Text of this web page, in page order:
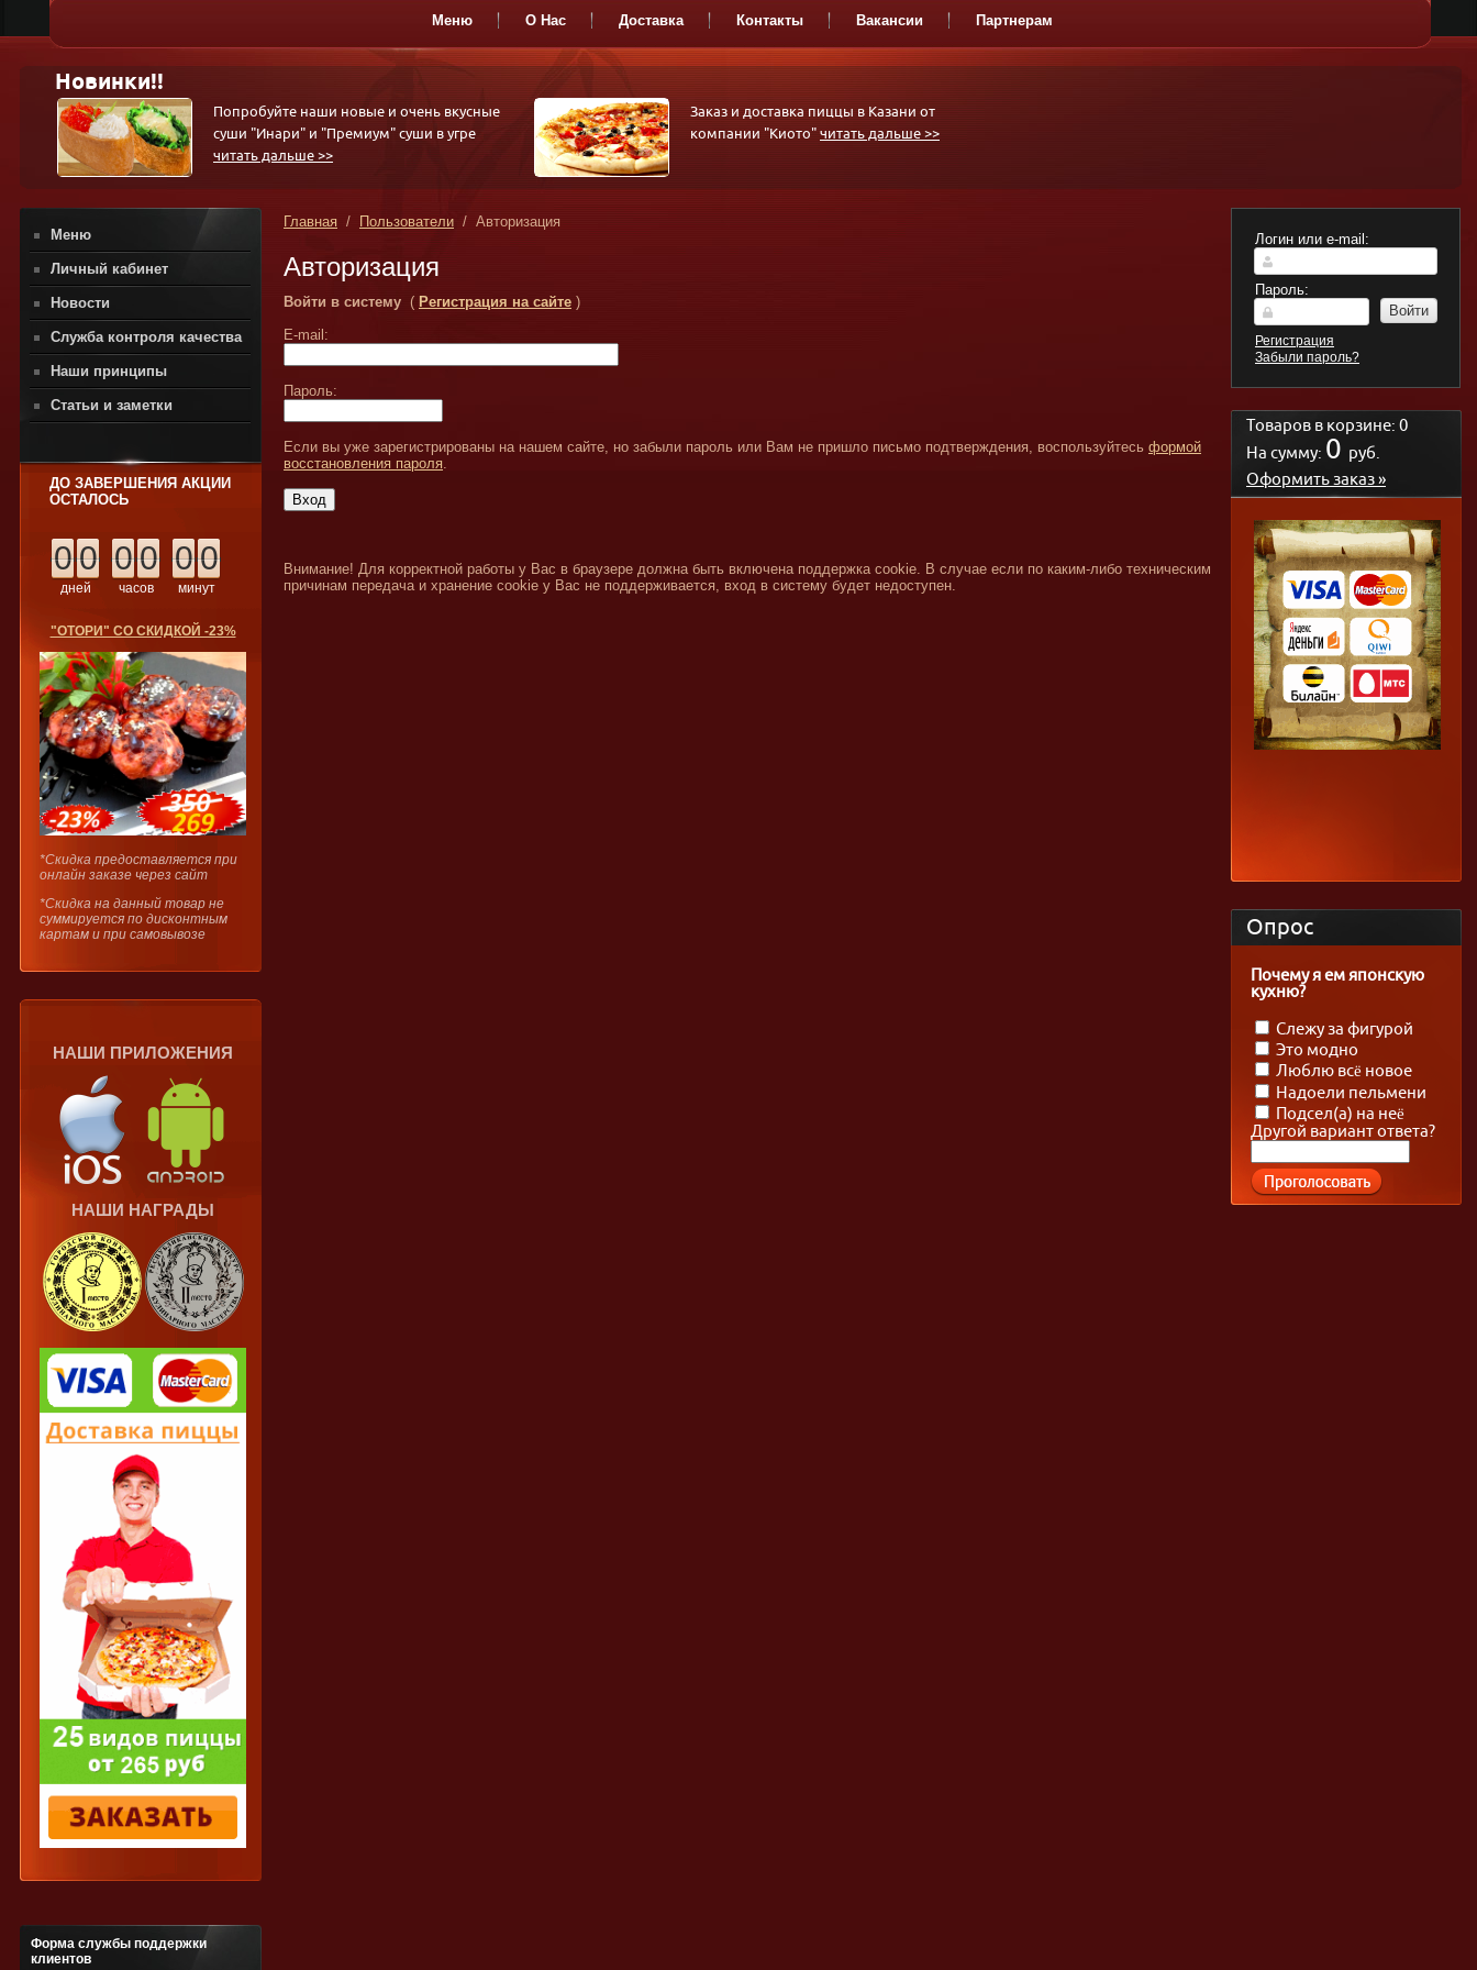
ПИЦЦА РОЛЛЫСЕТЫ-
АССОРТИ
САЛАТЫГОРЯЧИЕДЕСЕРТЫ
Меню О Нас Доставка Контакты Вакансии Партнерам
Новинки!!
Попробуйте наши новые и очень вкусные
суши "Инари" и "Премиум" суши в угре
читать дальше >>
Заказ и доставка пиццы в Казани от
компании "Киото" читать дальше >>
Меню
Личный кабинет
Новости
Служба контроля качества
Наши принципы
Статьи и заметки
ДО ЗАВЕРШЕНИЯ АКЦИИ
ОСТАЛОСЬ
00
дней
00
часов
00
минут
"ОТОРИ" СО СКИДКОЙ -23%
*Скидка предоставляется при
онлайн заказе через сайт
*Скидка на данный товар не
суммируется по дисконтным
картам и при самовывозе
НАШИ ПРИЛОЖЕНИЯ
НАШИ НАГРАДЫ
Форма службы поддержки
клиентов
Главная / Пользователи / Авторизация
Авторизация
Войти в систему ( Регистрация на сайте )
E-mail:
Пароль:
Если вы уже зарегистрированы на нашем сайте, но забыли пароль или Вам не пришло письмо подтверждения, воспользуйтесь формой
восстановления пароля.
Внимание! Для корректной работы у Вас в браузере должна быть включена поддержка cookie. В случае если по каким-либо техническим
причинам передача и хранение cookie у Вас не поддерживается, вход в систему будет недоступен.
Логин или e-mail:
Пароль:
Войти
Регистрация
Забыли пароль?
Товаров в корзине: 0
На сумму: 0 руб.
Оформить заказ »
Опрос
Почему я ем японскую
кухню?
Слежу за фигурой
Это модно
Люблю всё новое
Надоели пельмени
Подсел(а) на неё
Другой вариант ответа?